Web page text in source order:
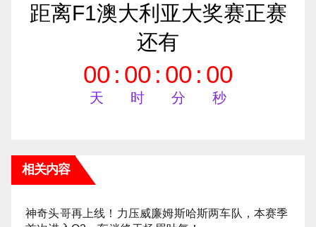
距离F1澳大利亚大奖赛正赛
还有
00
天
: 00
时
: 00
分
: 00
秒
相关内容
神奇头哥再上线！力压威廉姆斯哈斯两车队，本赛季